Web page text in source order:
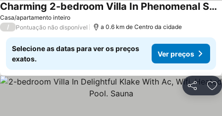
Casa/apartamento inteiro
Charming 2-bedroom Villa In Phenomenal Samobor With Wifi, Ac
Ver preços
/ Pontuação não disponível a 0.6 km de Centro da cidade
Selecione as datas para ver os preços
exatos.
Ver preços
Partilhar